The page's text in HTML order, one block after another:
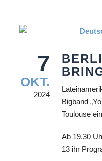
7
OKT.
2024
Bigband
Toulouse
Ab 19.30
13 ihr